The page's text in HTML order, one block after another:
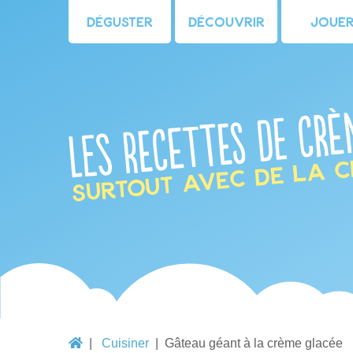
Déguster Découvrir
Jouer
Les recettes de
Surtout avec de la
Cuisiner Gâteau géant à la crème glacée